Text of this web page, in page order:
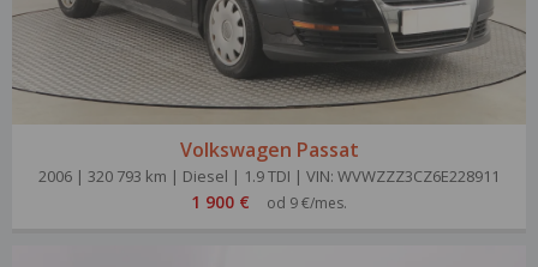
Volkswagen Passat
2006 | 320 793 km | Diesel | 1.9 TDI | VIN: WVWZZZ3CZ6E228911
1 900 € od 9 €/mes.